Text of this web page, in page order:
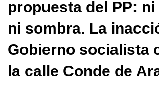
propuesta del PP:
ni sombra. La
Gobierno socialista
la calle Conde de